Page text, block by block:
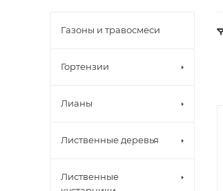
Газоны и травосмеси
Гортензии
Лианы
Лиственные деревья
Лиственные